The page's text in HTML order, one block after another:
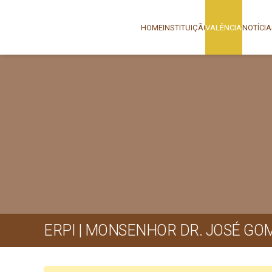
HOMEINSTITUIÇÃOVALÊNCIAS
ERPI | MONSENHOR DR. JOSÉ